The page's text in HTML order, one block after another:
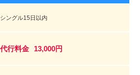
シングル15日以内
13,000円